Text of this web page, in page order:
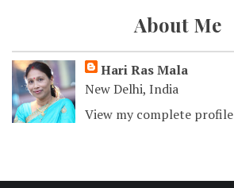
About Me
Hari Ras Mala
New Delhi, India
View my complete profile